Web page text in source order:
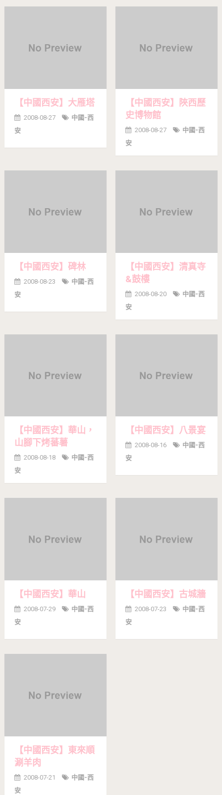
【中國西安】大雁塔
2008-08-27
中國-西
安
【中國西安】陜西歷
史博物館
2008-08-27
中國-西
安
【中國西安】碑林
2008-08-23
中國-西
安
【中國西安】清真寺
&鼓樓
2008-08-20
中國-西
安
【中國西安】華山，
山腳下烤蕃薯
2008-08-18
中國-西
安
【中國西安】八景宴
2008-08-16
中國-西
安
【中國西安】華山
2008-07-29
中國-西
安
【中國西安】古城牆
2008-07-23
中國-西
安
【中國西安】東來順
涮羊肉
2008-07-21
中國-西
安